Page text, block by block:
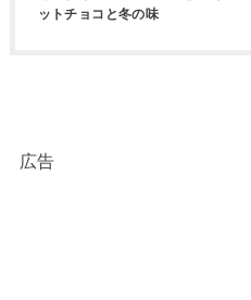
ットチョコと冬の味
広告